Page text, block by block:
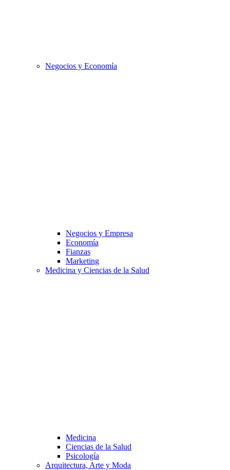
Negocios y Economía
Negocios y Empresa
Economía
Fianzas
Marketing
Medicina y Ciencias de la Salud
Medicina
Ciencias de la Salud
Psicología
Arquitectura, Arte y Moda